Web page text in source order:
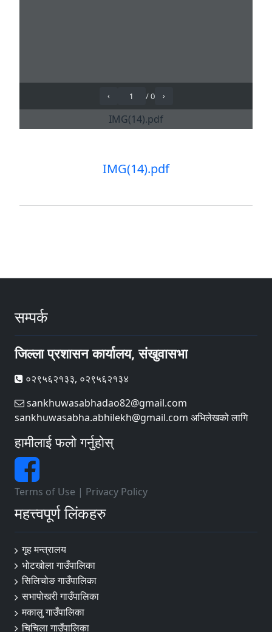
IMG(14).pdf
सम्पर्क
जिल्ला प्रशासन कार्यालय, संखुवासभा
०२९५६२१३३, ०२९५६२१३४
sankhuwasabhadao82@gmail.com
sankhuwasabha.abhilekh@gmail.com अभिलेखको लागि
हामीलाई फलो गर्नुहोस्
Terms of Use | Privacy Policy
महत्त्वपूर्ण लिंकहरु
गृह मन्त्रालय
भोटखोला गाउँपालिका
सिलिचोङ गाउँपालिका
सभापोखरी गाउँपालिका
मकालु गाउँपालिका
चिचिला गाउँपालिका